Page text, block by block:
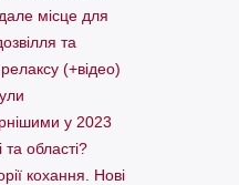
місце для
та
(+відео)
у 2023
та області?
кохання. Нові